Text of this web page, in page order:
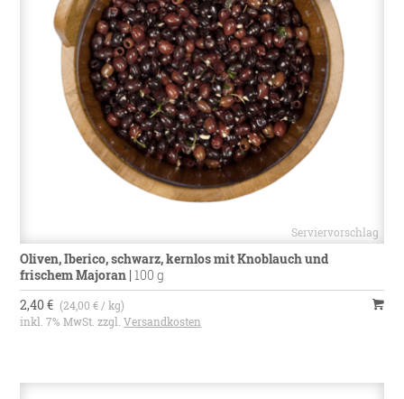
Oliven, Iberico, schwarz, kernlos mit Knoblauch und
frischem Majoran |100 g
2,40 € (24,00 € / kg)
inkl. 7% MwSt. zzgl.Versandkosten